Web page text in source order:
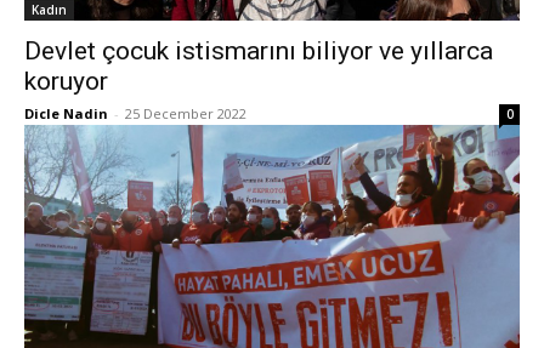
Kadın
Devlet çocuk istismarını biliyor ve yıllarca
koruyor
Dicle Nadin - 25 December 2022 0